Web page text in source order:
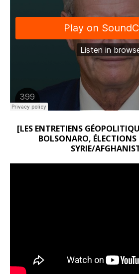
[LES ENTRETIENS
BOLSONARO, ÉLECTIONS
SYRIE/